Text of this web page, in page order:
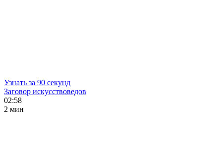
Узнать за 90 секунд
Заговор искусствоведов
02:58
2 мин